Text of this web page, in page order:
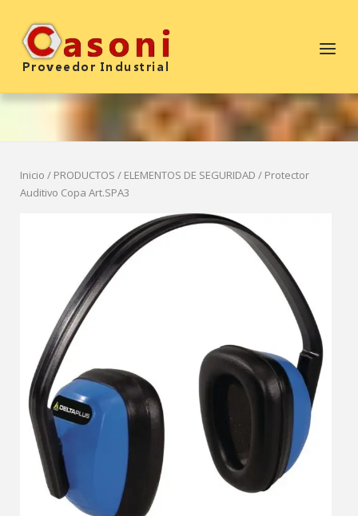
contenido
Inicio
Menú
Inicio / PRODUCTOS / ELEMENTOS DE SEGURIDAD / Protector
Auditivo Copa Art.SPA3